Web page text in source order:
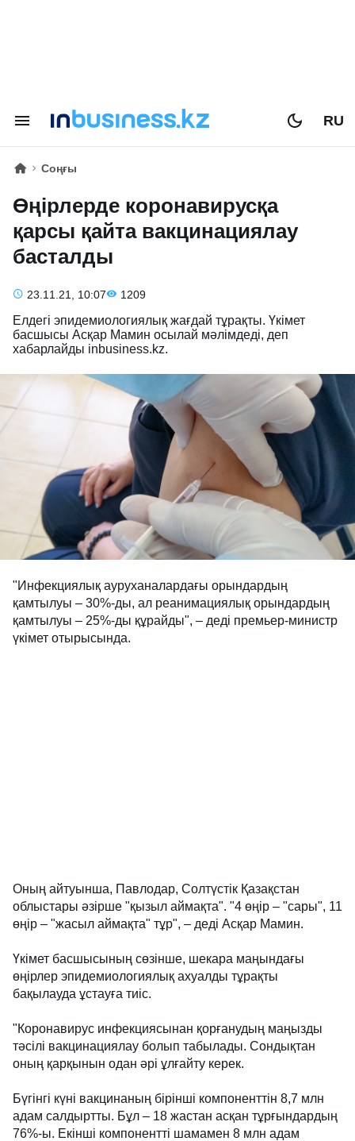
RU
Соңғы
Өңірлерде коронавирусқа
қарсы қайта вакцинациялау
басталды
23.11.21, 10:07 1209
Елдегі эпидемиологиялық жағдай тұрақты. Үкімет
басшысы Асқар Мамин осылай мәлімдеді, деп
хабарлайды inbusiness.kz.
"Инфекциялық ауруханалардағы орындардың
қамтылуы – 30%-ды, ал реанимациялық орындардың
қамтылуы – 25%-ды құрайды", – деді премьер-министр
үкімет отырысында.
Оның айтуынша, Павлодар, Солтүстік Қазақстан
облыстары әзірше "қызыл аймақта". "4 өңір – "сары", 11
өңір – "жасыл аймақта" тұр", – деді Асқар Мамин.
Үкімет басшысының сөзінше, шекара маңындағы
өңірлер эпидемиологиялық ахуалды тұрақты
бақылауда ұстауға тиіс.
"Коронавирус инфекциясынан қорғанудың маңызды
тәсілі вакцинациялау болып табылады. Сондықтан
оның қарқынын одан әрі ұлғайту керек.
Бүгінгі күні вакцинаның бірінші компоненттін 8,7 млн
адам салдыртты. Бұл – 18 жастан асқан тұрғындардың
76%-ы. Екінші компонентті шамамен 8 млн адам